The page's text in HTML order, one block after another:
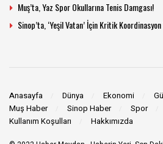
Muş’ta, Yaz Spor Okullarına Tenis Damgası!
Sinop’ta, ‘Yeşil Vatan’ İçin Kritik Koordinasyon
Anasayfa Dünya Ekonomi
Muş Haber
Sinop Haber Spor
Kullanım Koşulları
Hakkımızda